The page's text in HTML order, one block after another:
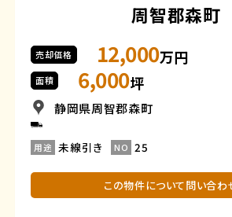
周智郡森町
売却価格 12,000万円
面積 6,000坪
静岡県周智郡森町
用途 未線引き NO 25
この物件について問い合わ